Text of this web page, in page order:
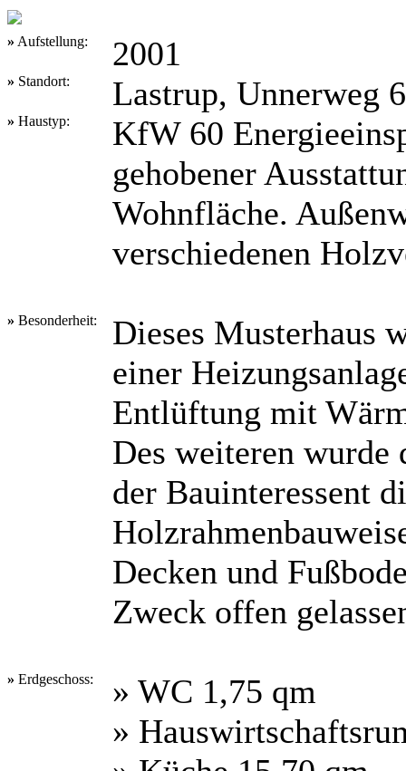
» Aufstellung: 2001
» Standort: Lastrup, Unnerweg
» Haustyp:
KfW 60
gehobener
Wohnfläche.
verschiedenen
» Besonderheit:
Dieses Musterhaus
einer
Entlüftung mit
Des weiteren wurde
der Bauinteressent
Decken und
Zweck offen
» Erdgeschoss:
» WC 1,75 qm
»